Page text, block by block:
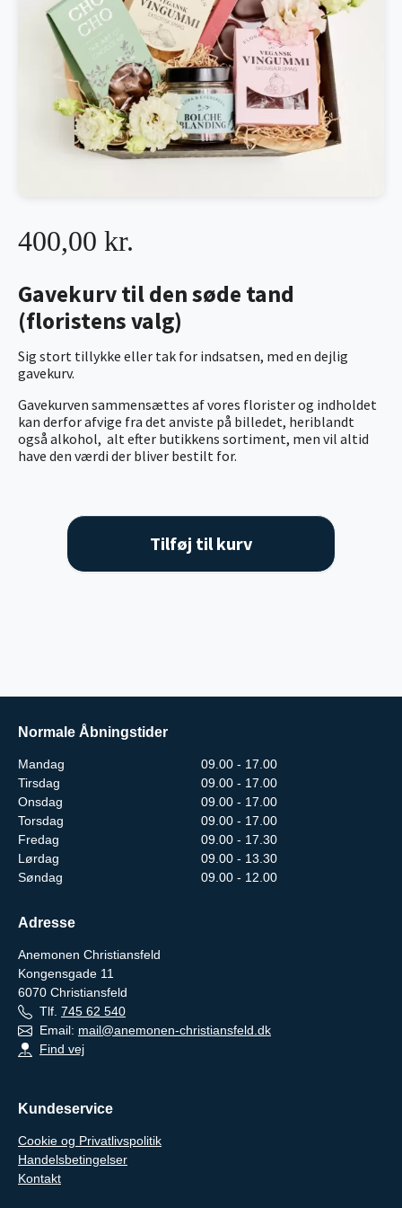
Gavekurv til den søde tand
(floristens valg)
Sig stort tillykke eller tak for indsatsen, med en dejlig
gavekurv.
Gavekurven sammensættes af vores florister og indholdet
kan derfor afvige fra det anviste på billedet, heriblandt
også alkohol, alt efter butikkens sortiment, men vil altid
have den værdi der bliver bestilt for.
400,00 kr.
Tilføj til kurv
Normale Åbningstider
Mandag
09.00 - 17.00
Tirsdag
09.00 - 17.00
Onsdag
09.00 - 17.00
Torsdag
09.00 - 17.00
Fredag
09.00 - 17.30
Lørdag
09.00 - 13.30
Søndag
09.00 - 12.00
Adresse
Anemonen Christiansfeld
Kongensgade 11
6070 Christiansfeld
Tlf. 745 62 540
Email: mail@anemonen-christiansfeld.dk
Find vej
Kundeservice
Cookie og Privatlivspolitik
Handelsbetingelser
Kontakt